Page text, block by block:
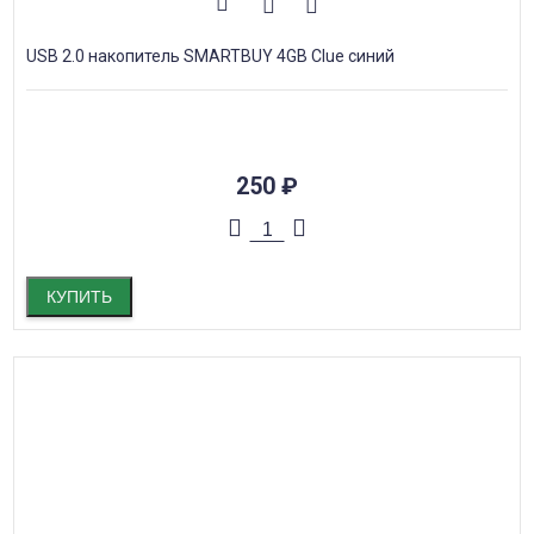
USB 2.0 накопитель SMARTBUY 4GB Clue синий
250 ₽
КУПИТЬ